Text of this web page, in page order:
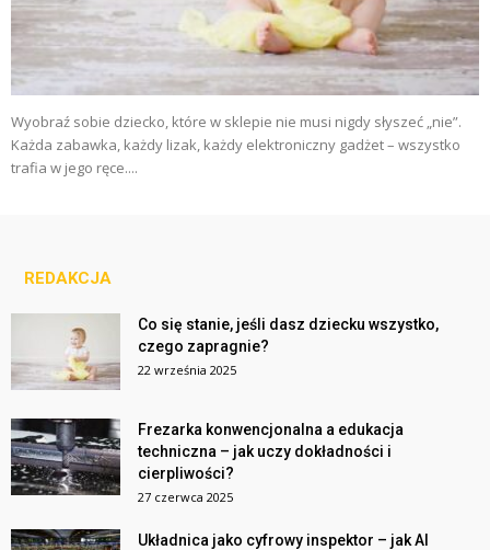
Wyobraź sobie dziecko, które w sklepie nie musi nigdy słyszeć „nie”.
Każda zabawka, każdy lizak, każdy elektroniczny gadżet – wszystko
trafia w jego ręce....
REDAKCJA
Co się stanie, jeśli dasz dziecku wszystko,
czego zapragnie?
22 września 2025
Frezarka konwencjonalna a edukacja
techniczna – jak uczy dokładności i
cierpliwości?
27 czerwca 2025
Układnica jako cyfrowy inspektor – jak AI